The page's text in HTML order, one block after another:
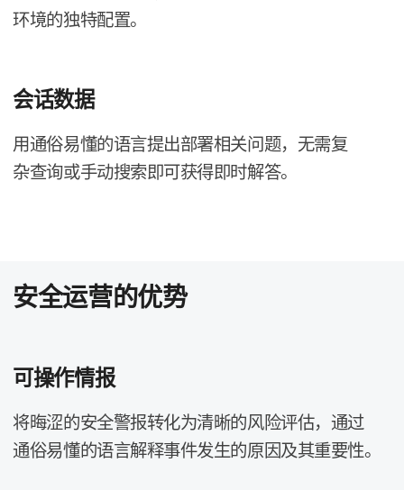
环境​的​独特​配置。
会​话​数​据
用​通俗​易懂​的​语言​提出​部署​相关​问题，​无需复​
杂查询​或​手动​搜索即​可​获得​即时​解答。
安全​运营​的​优势
可​操作情报
将​晦涩​的​安全​警报转化​为​清晰​的​风险​评估，​通过​
通俗​易懂​的​语言​解释​事件​发生​的​原因​及​其​重要性。